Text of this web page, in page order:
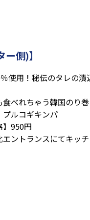
側)】
使用！秘伝のタレの
食べれちゃう韓国のり巻
プルコギキンパ
】950円
ントランスにてキッチ